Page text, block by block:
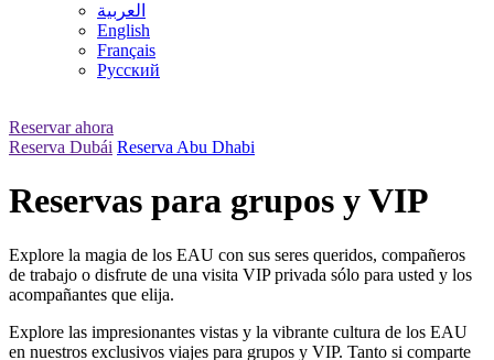
العربية
English
Français
Русский
Reservar ahora
Reserva Dubái Reserva Abu Dhabi
Reservas para grupos y VIP
Explore la magia de los EAU con sus seres queridos, compañeros
de trabajo o disfrute de una visita VIP privada sólo para usted y los
acompañantes que elija.
Explore las impresionantes vistas y la vibrante cultura de los EAU
en nuestros exclusivos viajes para grupos y VIP. Tanto si comparte